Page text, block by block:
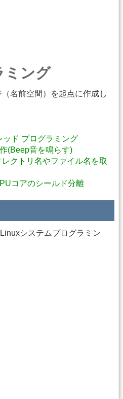
ミング
名前空間）を起点に作成し
ッド プログラミング
(Beep音を鳴らす)
クトリ名やファイル名を取
コアのシールド分離
システムプログラミン